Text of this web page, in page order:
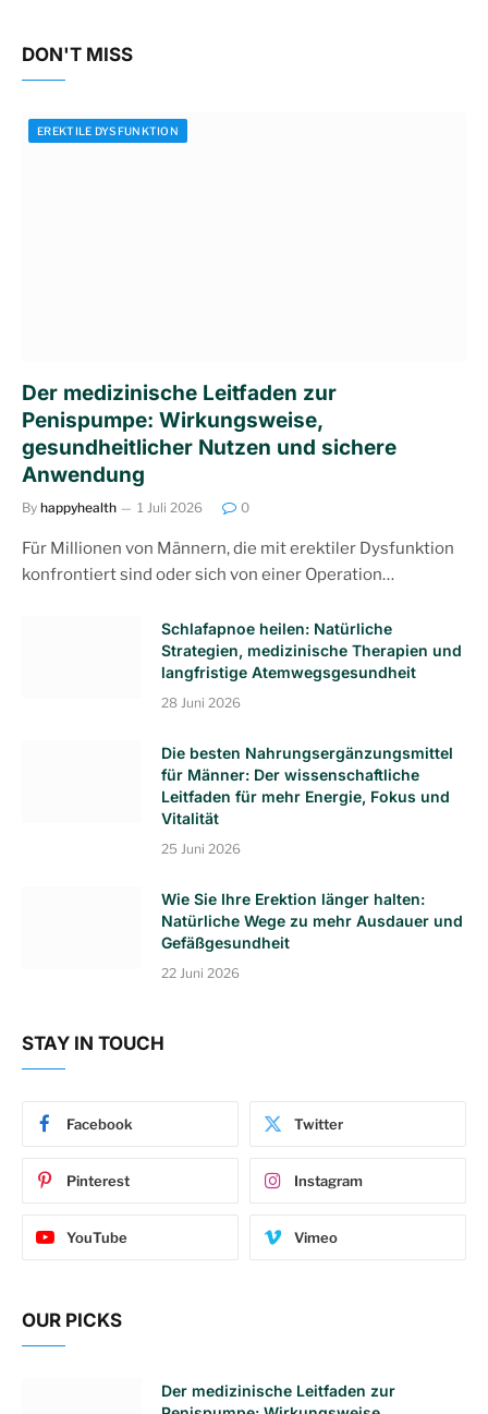
DON'T MISS
EREKTILE DYSFUNKTION
Der medizinische Leitfaden zur
Penispumpe: Wirkungsweise,
gesundheitlicher Nutzen und sichere
Anwendung
By happyhealth 1 Juli 2026 0
Für Millionen von Männern, die mit erektiler Dysfunktion
konfrontiert sind oder sich von einer Operation…
Schlafapnoe heilen: Natürliche
Strategien, medizinische Therapien und
langfristige Atemwegsgesundheit
28 Juni 2026
Die besten Nahrungsergänzungsmittel
für Männer: Der wissenschaftliche
Leitfaden für mehr Energie, Fokus und
Vitalität
25 Juni 2026
Wie Sie Ihre Erektion länger halten:
Natürliche Wege zu mehr Ausdauer und
Gefäßgesundheit
22 Juni 2026
STAY IN TOUCH
Facebook Twitter
Pinterest Instagram
YouTube Vimeo
OUR PICKS
Der medizinische Leitfaden zur